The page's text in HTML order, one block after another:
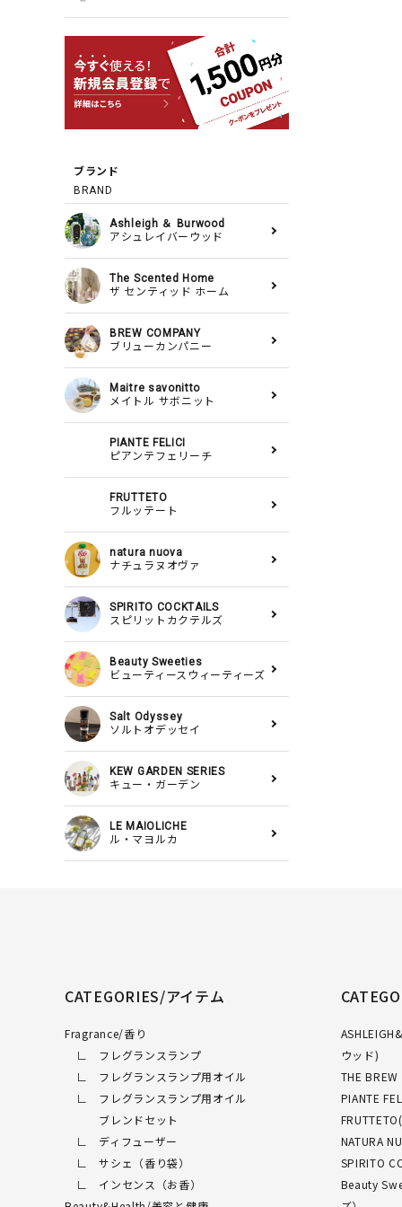
ブランド
BRAND
Ashleigh ＆ Burwood
アシュレイバーウッド
The Scented Home
ザ センティッド ホーム
BREW COMPANY
ブリューカンパニー
Maitre savonitto
メイトル サボニット
PIANTE FELICI
ピアンテフェリーチ
FRUTTETO
フルッテート
natura nuova
ナチュラヌオヴァ
SPIRITO COCKTAILS
スピリットカクテルズ
Beauty Sweeties
ビューティースウィーティーズ
Salt Odyssey
ソルトオデッセイ
KEW GARDEN SERIES
キュー・ガーデン
LE MAIOLICHE
ル・マヨルカ
CATEGORIES/アイテム
Fragrance/香り
∟ フレグランスランプ
∟ フレグランスランプ用オイル
∟ フレグランスランプ用オイル
ブレンドセット
∟ ディフューザー
∟ サシェ（香り袋）
∟ インセンス（お香）
ウッド)
THE
PIANTE
NATURA
SPIRITO
Beauty